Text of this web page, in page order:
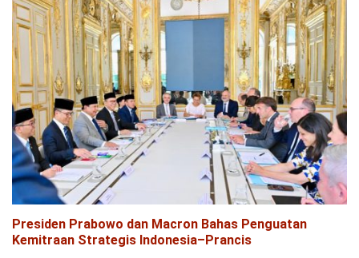
Presiden Prabowo dan Macron Bahas Penguatan
Kemitraan Strategis Indonesia–Prancis